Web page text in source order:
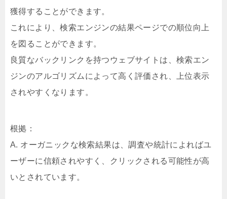
獲得することができます。
これにより、検索エンジンの結果ページでの順位向上
を図ることができます。
良質なバックリンクを持つウェブサイトは、検索エン
ジンのアルゴリズムによって高く評価され、上位表示
されやすくなります。
根拠：
A. オーガニックな検索結果は、調査や統計によればユ
ーザーに信頼されやすく、クリックされる可能性が高
いとされています。